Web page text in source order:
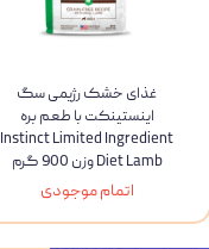
غذای خشک رژیمی سگ
اینستینکت با طعم بره
Instinct Limited Ingredient
Diet Lamb وزن 900 گرم
اتمام موجودی